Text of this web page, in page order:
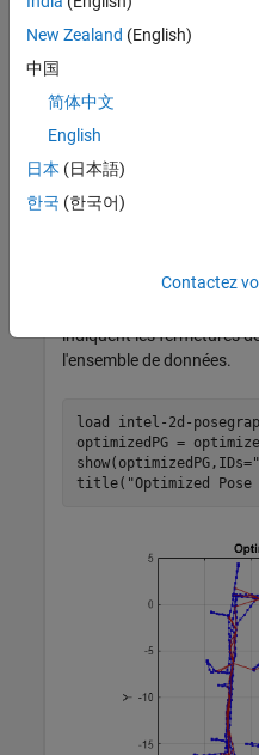
fermetures de boucles
ce faire, vous pouvez
fermeture de boucle et
pose avec et sans
automatique et comparer
graphique de pose 2D.
indiquent les fermetures
l'ensemble de données.
load intel-2d-
optimizedPG =
show(optimizedPG,IDs=
title( "Optimized Pose
New Zealand (English)
中国
简体中文
English
日本 (日本語)
한국 (한국어)
Contactez